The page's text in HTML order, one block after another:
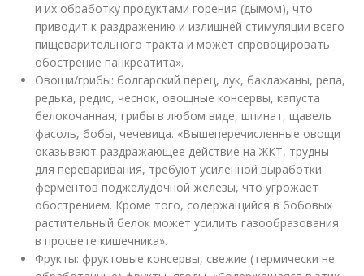
и их обработку продуктами горения (дымом), что
приводит к раздражению и излишней стимуляции всего
пищеварительного тракта и может спровоцировать
обострение панкреатита».
Овощи/грибы: болгарский перец, лук, баклажаны, репа,
редька, редис, чеснок, овощные консервы, капуста
белокочанная, грибы в любом виде, шпинат, щавель
фасоль, бобы, чечевица. «Вышеперечисленные овощи
оказывают раздражающее действие на ЖКТ, трудны
для переваривания, требуют усиленной выработки
ферментов поджелудочной железы, что угрожает
обострением. Кроме того, содержащийся в бобовых
растительный белок может усилить газообразования
в просвете кишечника».
Фрукты: фруктовые консервы, свежие (термически не